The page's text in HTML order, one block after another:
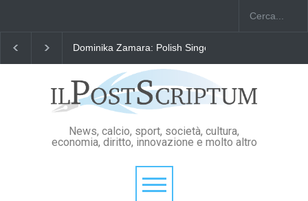
Dominika Zamara: Polish Singers' Alliance ofAmerica
News, calcio, sport, società, cultura,
economia, diritto, innovazione e molto altro